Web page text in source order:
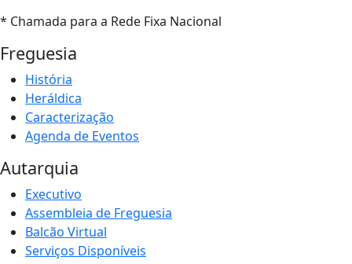
* Chamada para a Rede Fixa Nacional
Freguesia
História
Heráldica
Caracterização
Agenda de Eventos
Autarquia
Executivo
Assembleia de Freguesia
Balcão Virtual
Serviços Disponíveis